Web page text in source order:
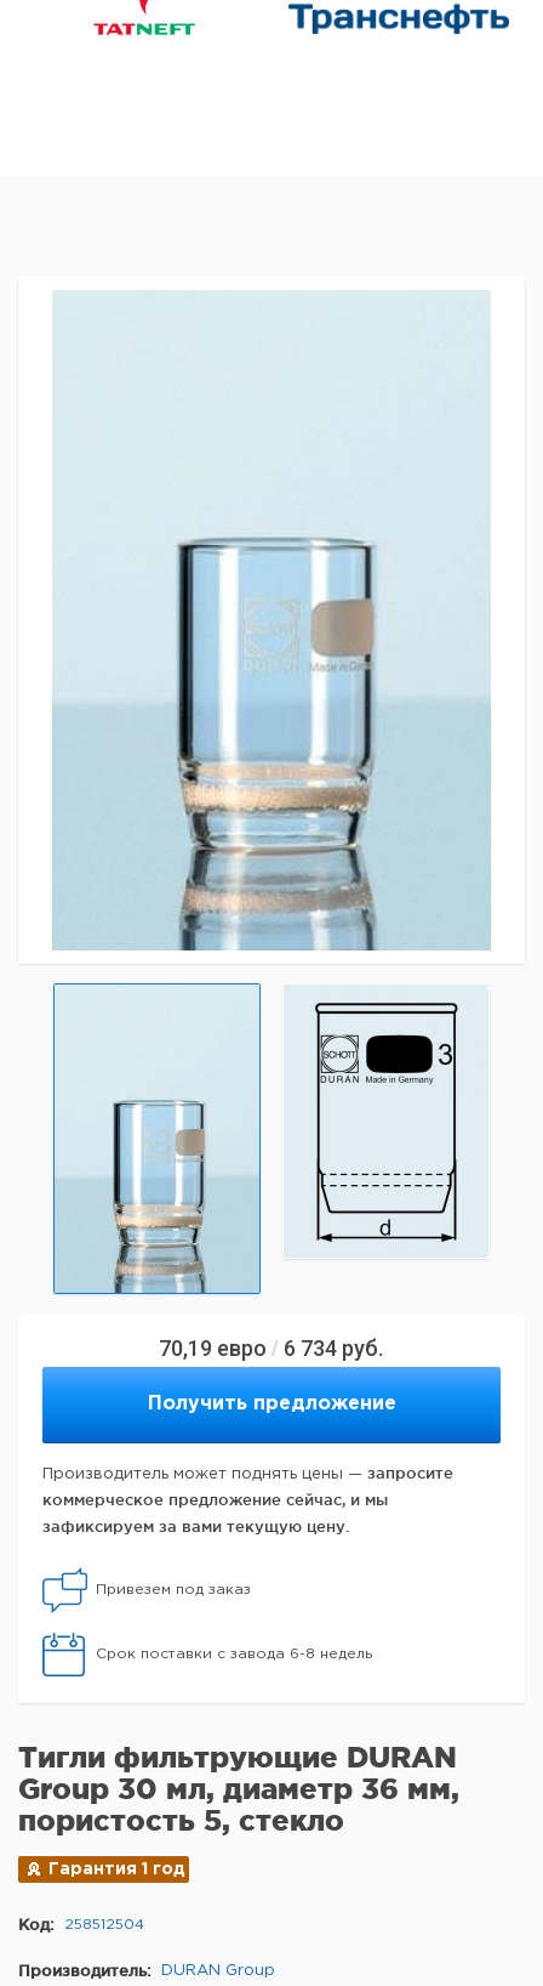
70,19 евро / 6 734 руб.
Получить предложение
Производитель может поднять цены — запросите
коммерческое предложение сейчас, и мы
зафиксируем за вами текущую цену.
Привезем под заказ
Срок поставки с завода 6-8 недель
Тигли фильтрующие DURAN
Group 30 мл, диаметр 36 мм,
пористость 5, стекло
Гарантия 1 год
Код: 258512504
Производитель: DURAN Group